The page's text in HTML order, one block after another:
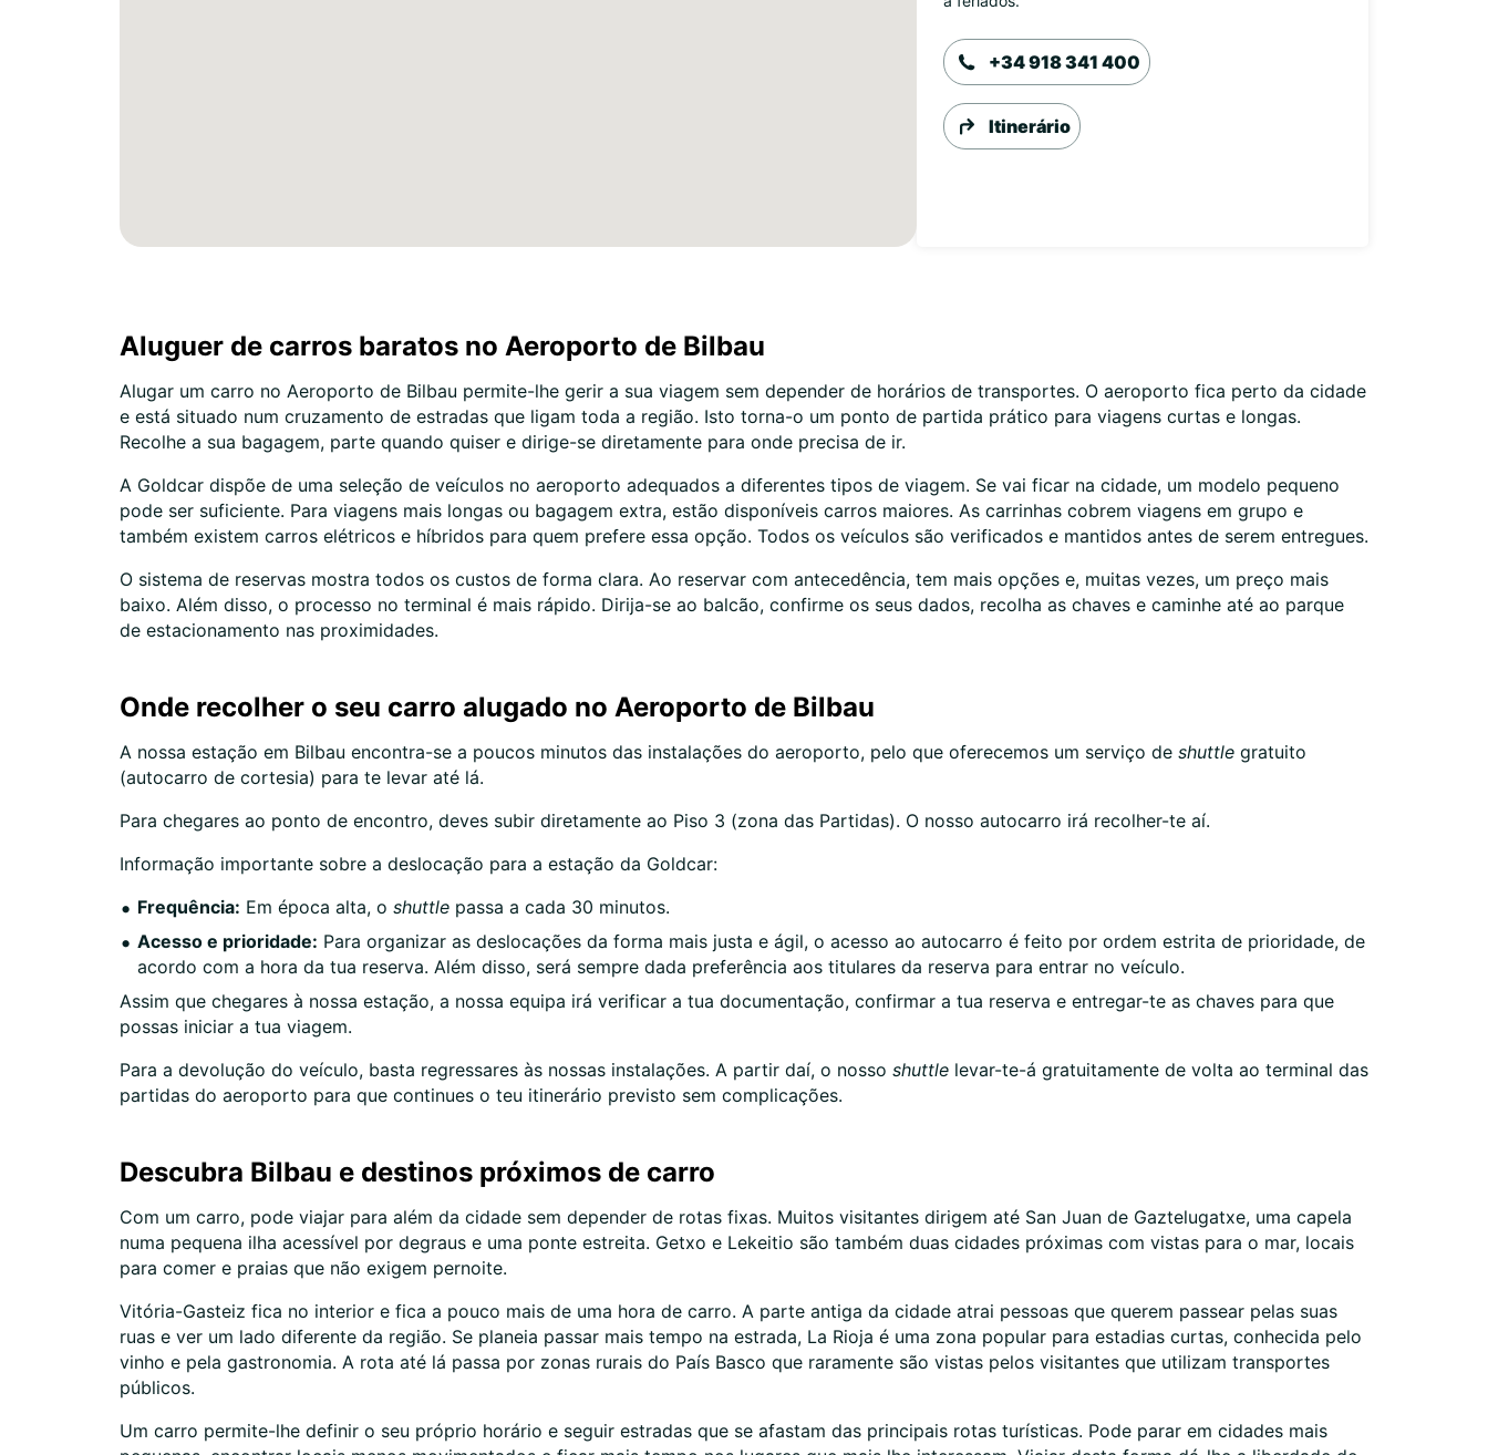
+34 918 341 400
Itinerário
Aluguer de carros baratos no Aeroporto de Bilbau
Alugar um carro no Aeroporto de Bilbau permite-lhe gerir a sua viagem sem depender de horários de transportes. O aeroporto fica perto da cidade
e está situado num cruzamento de estradas que ligam toda a região. Isto torna-o um ponto de partida prático para viagens curtas e longas.
Recolhe a sua bagagem, parte quando quiser e dirige-se diretamente para onde precisa de ir.
A Goldcar dispõe de uma seleção de veículos no aeroporto adequados a diferentes tipos de viagem. Se vai ficar na cidade, um modelo pequeno
pode ser suficiente. Para viagens mais longas ou bagagem extra, estão disponíveis carros maiores. As carrinhas cobrem viagens em grupo e
também existem carros elétricos e híbridos para quem prefere essa opção. Todos os veículos são verificados e mantidos antes de serem entregues.
O sistema de reservas mostra todos os custos de forma clara. Ao reservar com antecedência, tem mais opções e, muitas vezes, um preço mais
baixo. Além disso, o processo no terminal é mais rápido. Dirija-se ao balcão, confirme os seus dados, recolha as chaves e caminhe até ao parque
de estacionamento nas proximidades.
Onde recolher o seu carro alugado no Aeroporto de Bilbau
A nossa estação em Bilbau encontra-se a poucos minutos das instalações do aeroporto, pelo que oferecemos um serviço de shuttle gratuito
(autocarro de cortesia) para te levar até lá.
Para chegares ao ponto de encontro, deves subir diretamente ao Piso 3 (zona das Partidas). O nosso autocarro irá recolher-te aí.
Informação importante sobre a deslocação para a estação da Goldcar:
Frequência: Em época alta, o shuttle passa a cada 30 minutos.
Acesso e prioridade: Para organizar as deslocações da forma mais justa e ágil, o acesso ao autocarro é feito por ordem estrita de prioridade, de
acordo com a hora da tua reserva. Além disso, será sempre dada preferência aos titulares da reserva para entrar no veículo.
Assim que chegares à nossa estação, a nossa equipa irá verificar a tua documentação, confirmar a tua reserva e entregar-te as chaves para que
possas iniciar a tua viagem.
Para a devolução do veículo, basta regressares às nossas instalações. A partir daí, o nosso shuttle levar-te-á gratuitamente de volta ao terminal das
partidas do aeroporto para que continues o teu itinerário previsto sem complicações.
Descubra Bilbau e destinos próximos de carro
Com um carro, pode viajar para além da cidade sem depender de rotas fixas. Muitos visitantes dirigem até San Juan de Gaztelugatxe, uma capela
numa pequena ilha acessível por degraus e uma ponte estreita. Getxo e Lekeitio são também duas cidades próximas com vistas para o mar, locais
para comer e praias que não exigem pernoite.
Vitória-Gasteiz fica no interior e fica a pouco mais de uma hora de carro. A parte antiga da cidade atrai pessoas que querem passear pelas suas
ruas e ver um lado diferente da região. Se planeia passar mais tempo na estrada, La Rioja é uma zona popular para estadias curtas, conhecida pelo
vinho e pela gastronomia. A rota até lá passa por zonas rurais do País Basco que raramente são vistas pelos visitantes que utilizam transportes
públicos.
Um carro permite-lhe definir o seu próprio horário e seguir estradas que se afastam das principais rotas turísticas. Pode parar em cidades mais